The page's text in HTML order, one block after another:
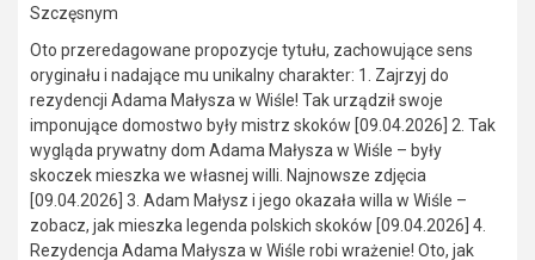
Szczęsnym
Oto przeredagowane propozycje tytułu, zachowujące sens
oryginału i nadające mu unikalny charakter: 1. Zajrzyj do
rezydencji Adama Małysza w Wiśle! Tak urządził swoje
imponujące domostwo były mistrz skoków [09.04.2026] 2. Tak
wygląda prywatny dom Adama Małysza w Wiśle – były
skoczek mieszka we własnej willi. Najnowsze zdjęcia
[09.04.2026] 3. Adam Małysz i jego okazała willa w Wiśle –
zobacz, jak mieszka legenda polskich skoków [09.04.2026] 4.
Rezydencja Adama Małysza w Wiśle robi wrażenie! Oto, jak